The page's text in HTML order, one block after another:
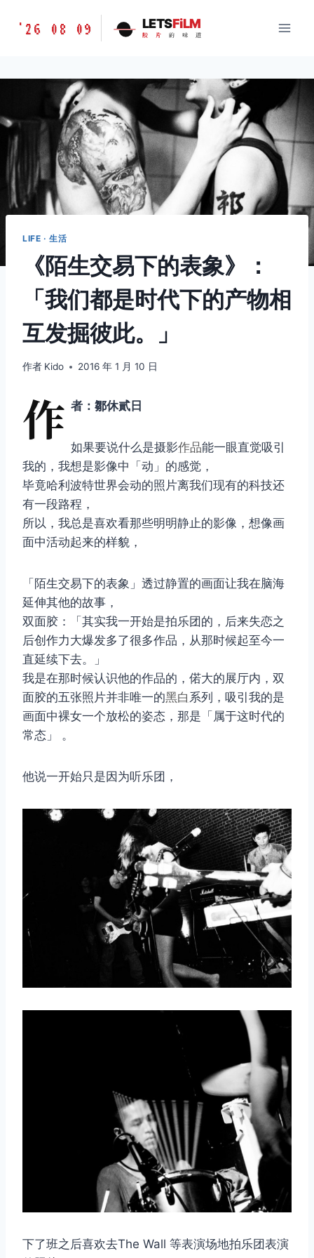
胶
味
LETSFILM
'26 08 09 LETSFiLM
胶 片 的 味 道
LIFE · 生活
《陌生交易下的表象》：
「我们都是时代下的产物相
互发掘彼此。」
作者 Kido 2016 年 1 月 10 日
作 者：鄒休貳日
如果要说什么是摄影作品能一眼直觉吸引
我的，我想是影像中「动」的感觉，
毕竟哈利波特世界会动的照片离我们现有的科技还
有一段路程，
所以，我总是喜欢看那些明明静止的影像，想像画
面中活动起来的样貌，
「陌生交易下的表象」透过静置的画面让我在脑海
延伸其他的故事，
双面胶：「其实我一开始是拍乐团的，后来失恋之
后创作力大爆发多了很多作品，从那时候起至今一
直延续下去。」
我是在那时候认识他的作品的，偌大的展厅内，双
面胶的五张照片并非唯一的黑白 系列，吸引我的是
画面中裸女一个放松的姿态，那是「属于这时代的
常态」 。
他说一开始只是因为听乐团，
下了班之后喜欢去The Wall 等表演场地拍乐团表演